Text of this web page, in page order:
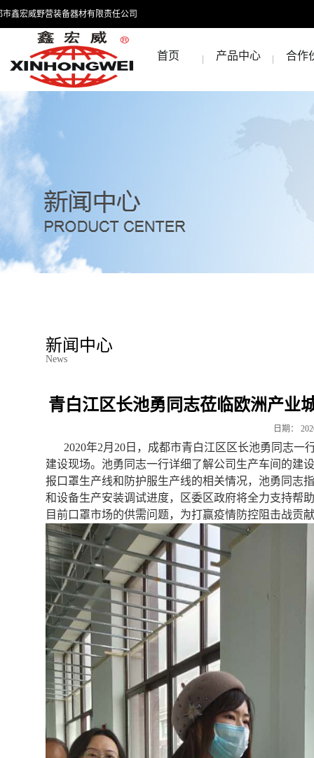
市鑫宏威野营装备器材有限责任公司
首页 产品中心 合作
新闻中心
News
青白江区长池勇同志莅临欧洲产业
日期：
2020年2月20 日，成都市青白江区区长池勇同志一
建设现场。池勇同志一行详细了解公司生产车间的建
报口罩生产线和防护服生产线的相关情况，池勇同志
和设备生产安装调试进度，区委区政府将全力支持帮
目前口罩市场的供需问题，为打赢疫情防控阻击战贡